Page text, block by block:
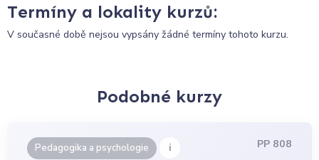
Termíny a lokality kurzů:
V současné době nejsou vypsány žádné termíny tohoto kurzu.
Podobné kurzy
Pedagogika a psychologie i PP 808